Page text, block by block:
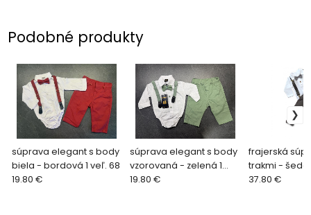
Podobné produkty
súprava elegant s body
biela - bordová 1 veľ. 68
19.80 €
súprava elegant s body
vzorovaná - zelená 1
veľ. 68
19.80 €
frajerská
trakmi - šedá
37.80 €